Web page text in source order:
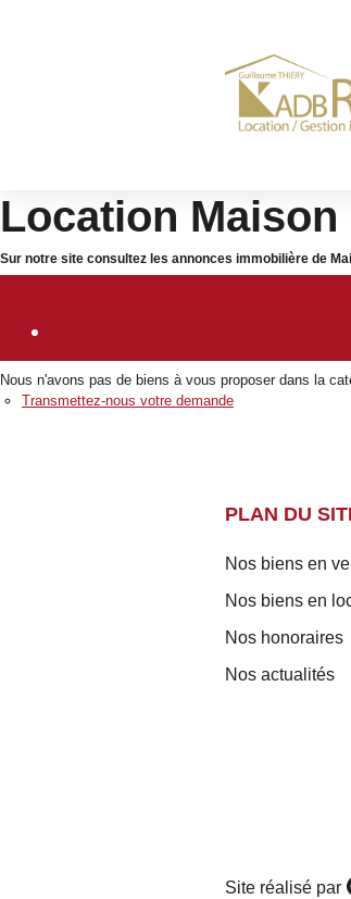
Location Maison
Sur notre site consultez les annonces immobilière de
Nous n'avons pas de biens à vous proposer dans la
Transmettez-nous votre demande
PLAN DU
Nos biens en
Nos biens en
Nos honoraires
Nos actualités
Site réalisé par